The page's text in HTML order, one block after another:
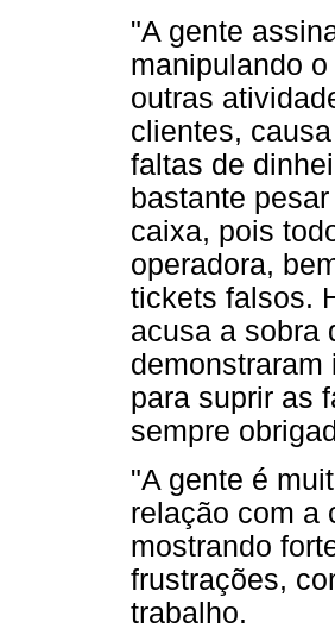
"A gente
manipulando
outras
clientes,
faltas de
bastante
caixa, pois
operadora,
tickets falsos.
acusa a sobra
para suprir as
sempre
"A gente é
relação com a
mostrando
frustrações,
trabalho.